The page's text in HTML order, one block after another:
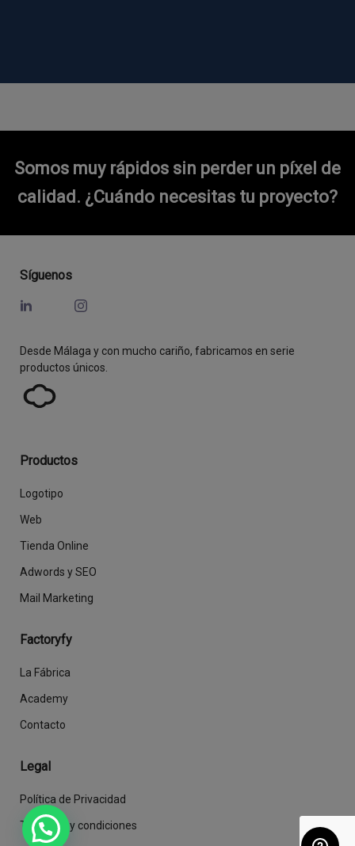
Somos muy rápidos sin perder un píxel de
calidad. ¿Cuándo necesitas tu proyecto?
Síguenos
Desde Málaga y con mucho cariño, fabricamos en serie
productos únicos.
Productos
Logotipo
Web
Tienda Online
Adwords y SEO
Mail Marketing
Factoryfy
La Fábrica
Academy
Contacto
Legal
Política de Privacidad
Términos y condiciones